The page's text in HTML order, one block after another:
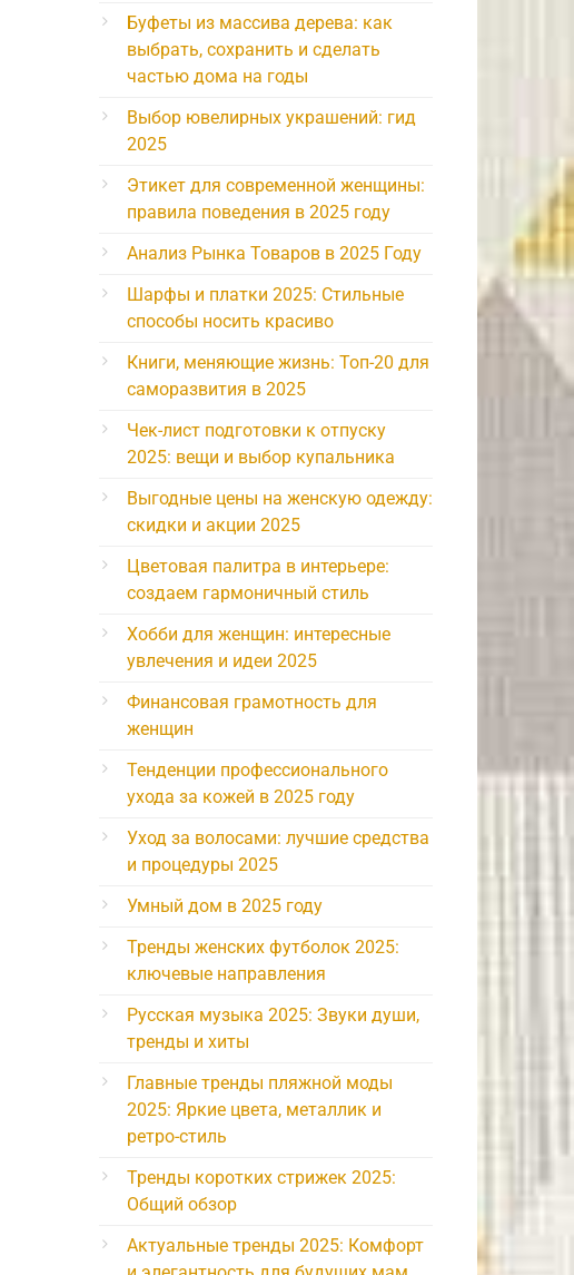
Буфеты из массива дерева: как
выбрать, сохранить и сделать
частью дома на годы
Выбор ювелирных украшений: гид
2025
Этикет для современной женщины:
правила поведения в 2025 году
Анализ Рынка Товаров в 2025 Году
Шарфы и платки 2025: Стильные
способы носить красиво
Книги, меняющие жизнь: Топ-20 для
саморазвития в 2025
Чек-лист подготовки к отпуску
2025: вещи и выбор купальника
Выгодные цены на женскую одежду:
скидки и акции 2025
Цветовая палитра в интерьере:
создаем гармоничный стиль
Хобби для женщин: интересные
увлечения и идеи 2025
Финансовая грамотность для
женщин
Тенденции профессионального
ухода за кожей в 2025 году
Уход за волосами: лучшие средства
и процедуры 2025
Умный дом в 2025 году
Тренды женских футболок 2025:
ключевые направления
Русская музыка 2025: Звуки души,
тренды и хиты
Главные тренды пляжной моды
2025: Яркие цвета, металлик и
ретро-стиль
Тренды коротких стрижек 2025:
Общий обзор
Актуальные тренды 2025: Комфорт